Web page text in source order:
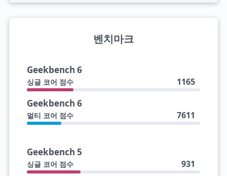
벤치마크
Geekbench 6
싱글 코어 점수 1165
Geekbench 6
멀티 코어 점수 7611
Geekbench 5
싱글 코어 점수 931